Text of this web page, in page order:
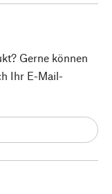
Gerne können
Ihr E-Mail-